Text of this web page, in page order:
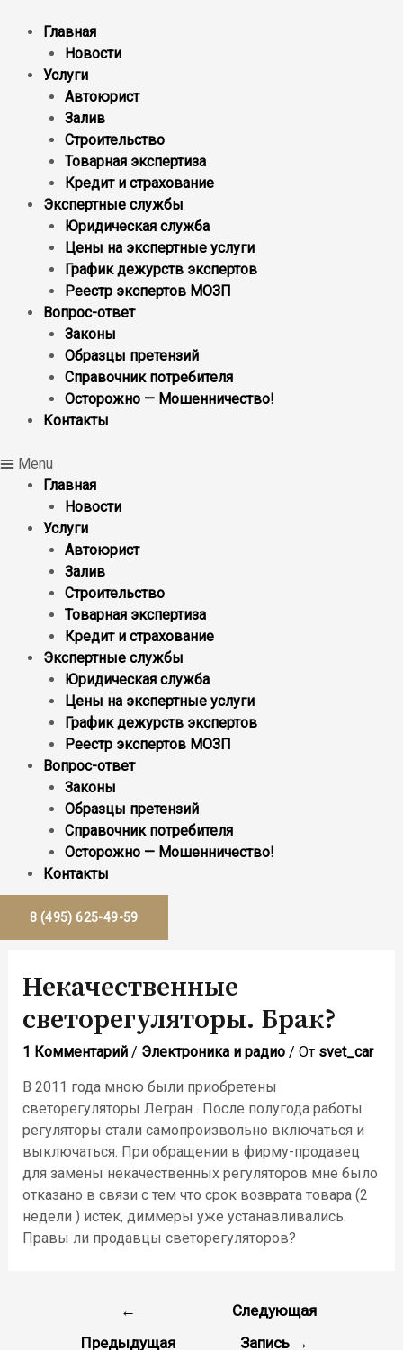
Главная
Новости
Услуги
Автоюрист
Залив
Строительство
Товарная экспертиза
Кредит и страхование
Экспертные службы
Юридическая служба
Цены на экспертные услуги
График дежурств экспертов
Реестр экcпертов МОЗП
Вопрос-ответ
Законы
Образцы претензий
Справочник потребителя
Осторожно — Мошенничество!
Контакты
Menu
Главная
Новости
Услуги
Автоюрист
Залив
Строительство
Товарная экспертиза
Кредит и страхование
Экспертные службы
Юридическая служба
Цены на экспертные услуги
График дежурств экспертов
Реестр экcпертов МОЗП
Вопрос-ответ
Законы
Образцы претензий
Справочник потребителя
Осторожно — Мошенничество!
Контакты
8 (495) 625-49-59
Некачественные
светорегуляторы. Брак?
1 Комментарий / Электроника и радио/ От svet_car
В 2011 года мною были приобретены
светорегуляторы Легран . После полугода работы
регуляторы стали самопроизвольно включаться и
выключаться. При обращении в фирму-продавец
для замены некачественных регуляторов мне было
отказано в связи с тем что срок возврата товара (2
недели ) истек, диммеры уже устанавливались.
Правы ли продавцы светорегуляторов?
записям
←
Предыдущая
Следующая
Запись →